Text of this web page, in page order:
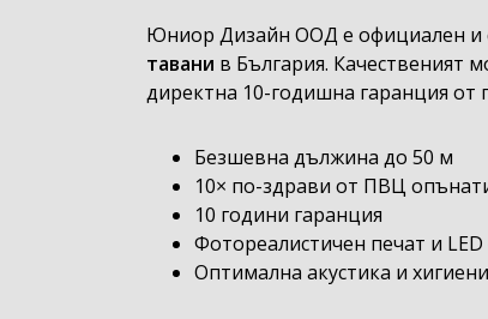
Юниор Дизайн ООД е официален и
тавани в България. Качественият
директна 10-годишна гаранция от
Безшевна дължина до 50 м
10× по-здрави от ПВЦ
10 години гаранция
Фотореалистичен печат и
Оптимална акустика и